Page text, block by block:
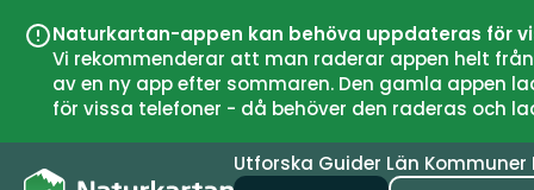
Naturkartan-appen kan behöva uppdateras för
Vi rekommenderar att man raderar appen helt
av en ny app efter sommaren. Den gamla
för vissa telefoner - då behöver den raderas och
Utforska Guider Län Kommuner